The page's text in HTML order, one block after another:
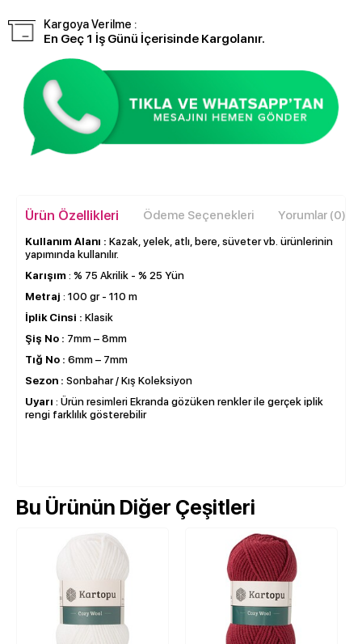
Kargoya Verilme :
En Geç 1 İş Günü İçerisinde Kargolanır.
Ürün Özellikleri Ödeme Seçenekleri Yorumlar (0)
Kullanım Alanı : Kazak, yelek, atlı, bere, süveter vb. ürünlerinin
yapımında kullanılır.
Karışım : % 75 Akrilik - % 25 Yün
Metraj : 100 gr - 110 m
İplik Cinsi : Klasik
Şiş No : 7mm – 8mm
Tığ No : 6mm – 7mm
Sezon : Sonbahar / Kış Koleksiyon
Uyarı : Ürün resimleri Ekranda gözüken renkler ile gerçek iplik
rengi farklılık gösterebilir
Bu Ürünün Diğer Çeşitleri